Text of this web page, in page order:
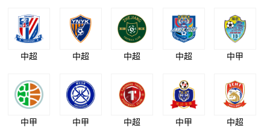
中超 中超 中超 中超 中甲
中甲 中甲 中超 中甲 中超